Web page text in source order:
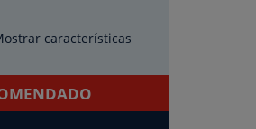
características